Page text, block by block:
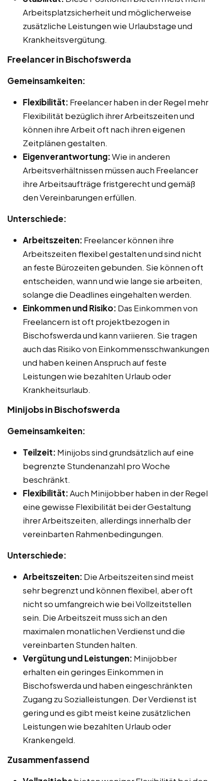
Arbeitsplatzsicherheit und möglicherweise
zusätzliche Leistungen wie Urlaubstage und
Krankheitsvergütung.
Freelancer in Bischofswerda
Gemeinsamkeiten:
Flexibilität: Freelancer haben in der Regel mehr
Flexibilität bezüglich ihrer Arbeitszeiten und
können ihre Arbeit oft nach ihren eigenen
Zeitplänen gestalten.
Eigenverantwortung:Wie in anderen
Arbeitsverhältnissen müssen auch Freelancer
ihre Arbeitsaufträge fristgerecht und gemäß
den Vereinbarungen erfüllen.
Unterschiede:
Arbeitszeiten: Freelancer können ihre
Arbeitszeiten flexibel gestalten und sind nicht
an feste Bürozeiten gebunden. Sie können oft
entscheiden, wann und wie lange sie arbeiten,
solange die Deadlines eingehalten werden.
Einkommen und Risiko: Das Einkommen von
Freelancern ist oft projektbezogen in
Bischofswerda und kann variieren. Sie tragen
auch das Risiko von Einkommensschwankungen
und haben keinen Anspruch auf feste
Leistungen wie bezahlten Urlaub oder
Krankheitsurlaub.
Minijobs in Bischofswerda
Gemeinsamkeiten:
Teilzeit: Minijobs sind grundsätzlich auf eine
begrenzte Stundenanzahl pro Woche
beschränkt.
Flexibilität:Auch Minijobber haben in der Regel
eine gewisse Flexibilität bei der Gestaltung
ihrer Arbeitszeiten, allerdings innerhalb der
vereinbarten Rahmenbedingungen.
Unterschiede:
Arbeitszeiten: Die Arbeitszeiten sind meist
sehr begrenzt und können flexibel, aber oft
nicht so umfangreich wie bei Vollzeitstellen
sein. Die Arbeitszeit muss sich an den
maximalen monatlichen Verdienst und die
vereinbarten Stunden halten.
Vergütung und Leistungen: Minijobber
erhalten ein geringes Einkommen in
Bischofswerda und haben eingeschränkten
Zugang zu Sozialleistungen. Der Verdienst ist
gering und es gibt meist keine zusätzlichen
Leistungen wie bezahlten Urlaub oder
Krankengeld.
Zusammenfassend